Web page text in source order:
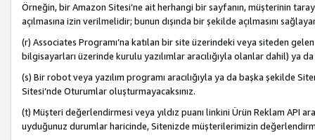
Örneğin, bir Amazon Sitesi’ne ait herhangi bir sayfanın, müşterinin
açılmasına izin verilmelidir; bunun dışında bir şekilde açılmasını
(r) Associates Programı’na katılan bir site üzerindeki veya siteden
bilgisayarları üzerinde kurulu yazılımlar aracılığıyla olanlar dahil) ya
(s) Bir robot veya yazılım programı aracılığıyla ya da başka şekilde
Sitesi’nde Oturumlar oluşturmayacaksınız.
(t) Müşteri değerlendirmesi veya yıldız puanı linkini Ürün Reklam API
uyduğunuz durumlar haricinde, Sitenizde müşterilerimizin